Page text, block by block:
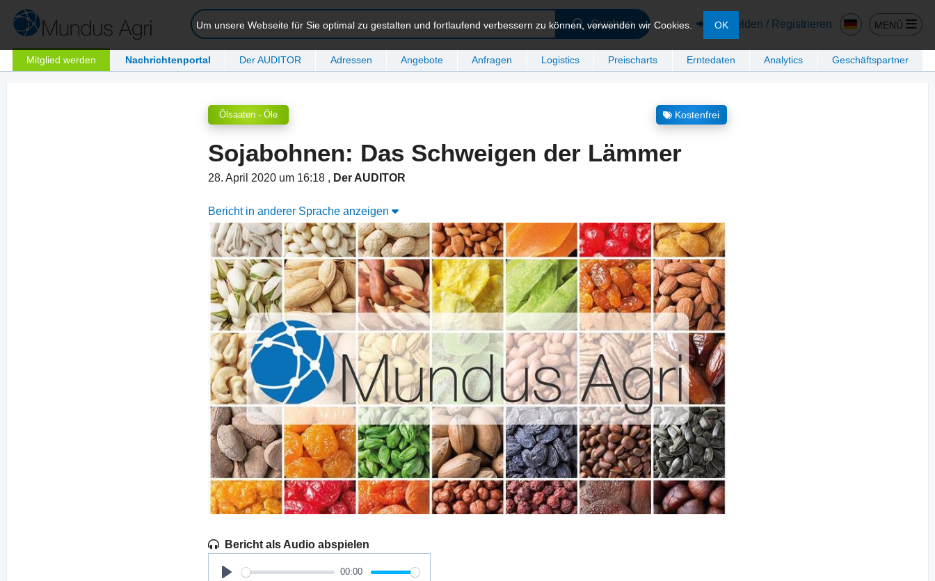
Suchen Anmelden / Registrieren MENÜ
Mitglied werden Nachrichtenportal Der AUDITOR Adressen Angebote Anfragen Logistics Preischarts Erntedaten Analytics Geschäftspartner
Um unsere Webseite für Sie optimal zu gestalten und fortlaufend verbessern zu können, verwenden wir Cookies. OK
Ölsaaten - Öle Kostenfrei
Sojabohnen: Das Schweigen der Lämmer
28. April 2020 um 16:18 , Der AUDITOR
Bericht in anderer Sprache anzeigen
Bericht als Audio abspielen
00:00